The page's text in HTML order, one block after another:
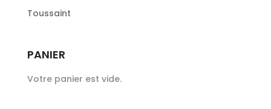
Toussaint
PANIER
Votre panier est vide.